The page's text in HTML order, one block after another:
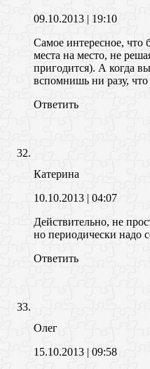
09.10.2013 | 19:10
Самое интересное, что
места на место, не
пригодится). А когда
вспомнишь ни разу,
Ответить
Катерина
10.10.2013 | 04:07
Действительно, не
но периодически надо
Ответить
Олег
15.10.2013 | 09:58